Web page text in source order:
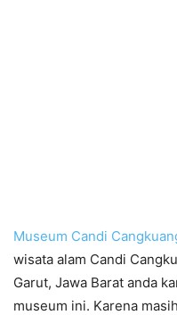
Museum Candi
wisata alam Candi
Garut, Jawa Barat anda
museum ini. Karena